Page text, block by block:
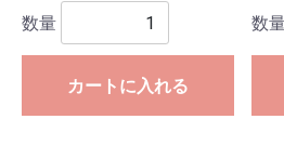
数量
カートに入れる
数